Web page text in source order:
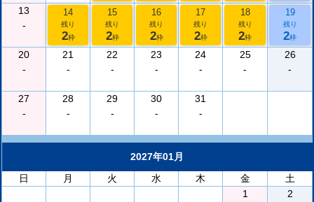
13
-
14
残り
2枠
15
残り
2枠
16
残り
2枠
17
残り
2枠
18
残り
2枠
19
残り
2枠
20
-
21
-
22
-
23
-
24
-
25
-
26
-
27
-
28
-
29
-
30
-
31
-
2027年01月
日
月 火 水 木 金
土
1
2